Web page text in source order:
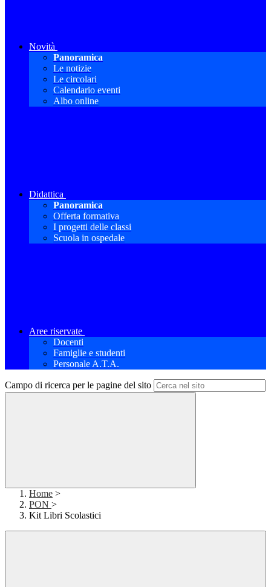
Novità
Panoramica
Le notizie
Le circolari
Calendario eventi
Albo online
Didattica
Panoramica
Offerta formativa
I progetti delle classi
Scuola in ospedale
Aree riservate
Docenti
Famiglie e studenti
Personale A.T.A.
Campo di ricerca per le pagine del sito
Home >
PON >
Kit Libri Scolastici